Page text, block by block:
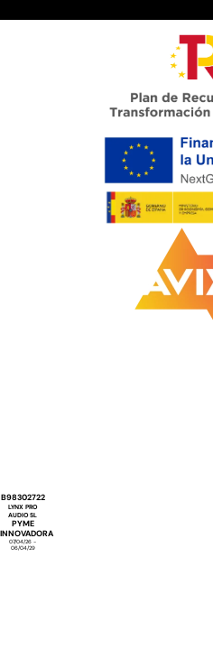
B98302722
LYNX PRO
AUDIO SL
PYME
INNOVADORA
07/04/26 -
06/04/29